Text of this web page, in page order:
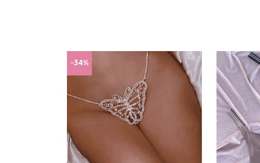
-34%